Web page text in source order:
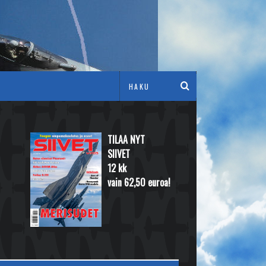
TILAA NYT
SIIVET
12 kk
vain 62,50 euroa!